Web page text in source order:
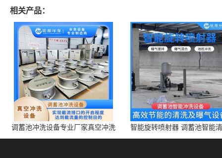
相关产品：
调蓄池冲洗设备专业厂家真空冲洗
装置厂家青岛铭源环保减少堵塞设
智能旋转喷射器 调蓄池智能
点对点面对面旋转清洗